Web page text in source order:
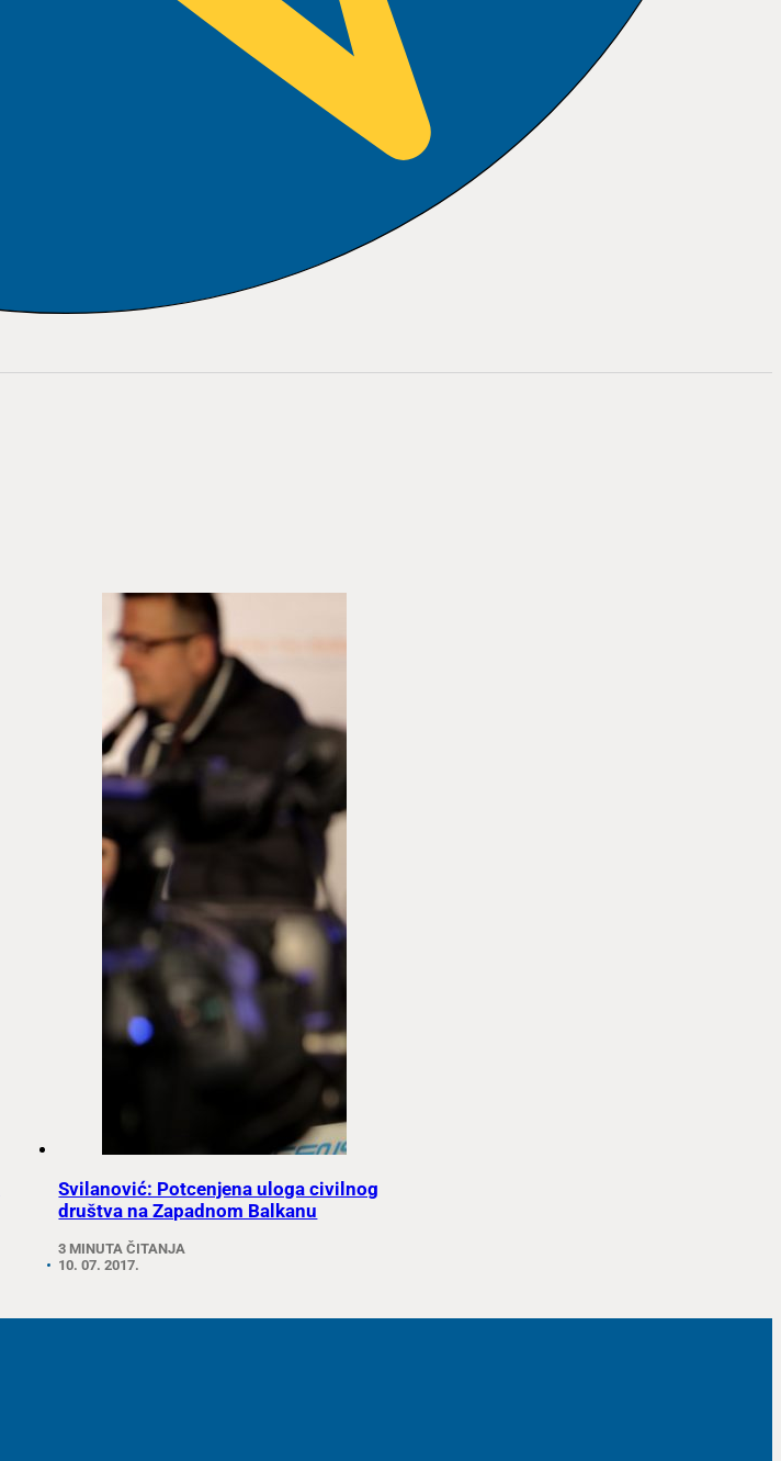
Svilanović: Potcenjena uloga civilnog
društva na Zapadnom Balkanu
3 MINUTA ČITANJA
10. 07. 2017.